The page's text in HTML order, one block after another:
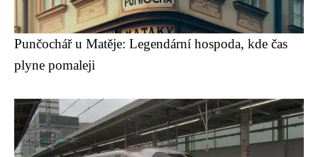
Punčochář u Matěje: Legendární hospoda, kde čas
plyne pomaleji